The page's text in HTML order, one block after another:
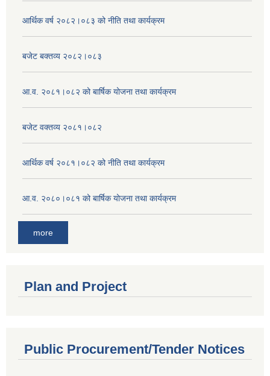
आर्थिक वर्ष २०८२।०८३ को नीति तथा कार्यक्रम
बजेट बक्तव्य २०८२।०८३
आ.व. २०८१।०८२ को बार्षिक योजना तथा कार्यक्रम
बजेट वक्तव्य २०८१।०८२
आर्थिक वर्ष २०८१।०८२ को नीति तथा कार्यक्रम
आ.व. २०८०।०८१ को बार्षिक योजना तथा कार्यक्रम
more
Plan and Project
Public Procurement/Tender Notices